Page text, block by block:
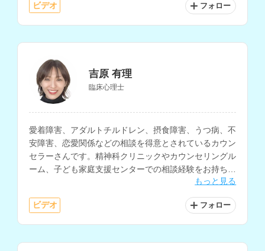
ビデオ フォロー
吉原 有理
臨床心理士
愛着障害、アダルトチルドレン、摂食障害、うつ病、不
安障害、恋愛関係などの相談を得意とされているカウン
セラーさんです。精神科クリニックやカウンセリングル
ーム、子ども家庭支援センターでの相談経験をお持ち
で、トラウマ、対人・家族関係の悩みにも対応されてい
もっと見る
ビデオ フォロー